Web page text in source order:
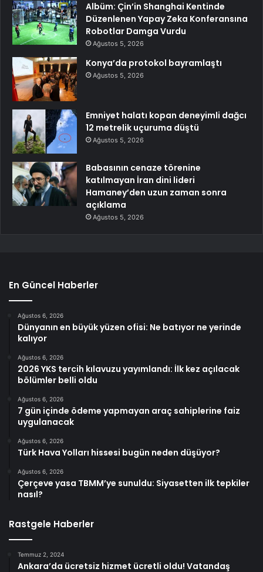
Albüm: Çin’in Shanghai Kentinde
Düzenlenen Yapay Zeka Konferansına
Robotlar Damga Vurdu
Ağustos 5, 2026
Konya’da protokol bayramlaştı
Ağustos 5, 2026
Emniyet halatı kopan deneyimli dağcı
12 metrelik uçuruma düştü
Ağustos 5, 2026
Babasının cenaze törenine
katılmayan İran dini lideri
Hamaney’den uzun zaman sonra
açıklama
Ağustos 5, 2026
En Güncel Haberler
Ağustos 6, 2026
Dünyanın en büyük yüzen ofisi: Ne batıyor ne yerinde
kalıyor
Ağustos 6, 2026
2026 YKS tercih kılavuzu yayımlandı: İlk kez açılacak
bölümler belli oldu
Ağustos 6, 2026
7 gün içinde ödeme yapmayan araç sahiplerine faiz
uygulanacak
Ağustos 6, 2026
Türk Hava Yolları hissesi bugün neden düşüyor?
Ağustos 6, 2026
Çerçeve yasa TBMM’ye sunuldu: Siyasetten ilk tepkiler
nasıl?
Rastgele Haberler
Temmuz 2, 2024
Ankara’da ücretsiz hizmet ücretli oldu! Vatandaş